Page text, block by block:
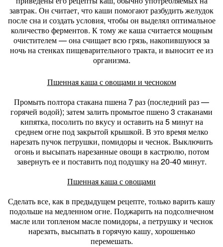
завтрак. Он считает, что каши помогают разбудить желудок
после сна и создать условия, чтобы он выделял оптимальное
количество ферментов. К тому же каша считается мощным
очистителем — она счищает всю грязь, накопившуюся за
ночь на стенках пищеварительного тракта, и выносит ее из
организма.
Пшенная каша с овощами и чесноком
Промыть полтора стакана пшена 7 раз (последний раз —
горячей водой); затем залить промытое пшено 3 стаканами
кипятка, посолить по вкусу и оставить на 5 минут на
среднем огне под закрытой крышкой. В это время мелко
нарезать пучок петрушки, помидоры и чеснок. Выключить
огонь и высыпать нарезанные овощи в кастрюлю, потом
завернуть ее и поставить под подушку на 20-40 минут.
Пшенная каша с овощами
Сделать все, как в предыдущем рецепте, только варить кашу
подольше на медленном огне. Поджарить на подсолнечном
масле или топленом масле помидоры, а петрушку и чеснок
нарезать, высыпать в горячую кашу, хорошенько
перемешать.